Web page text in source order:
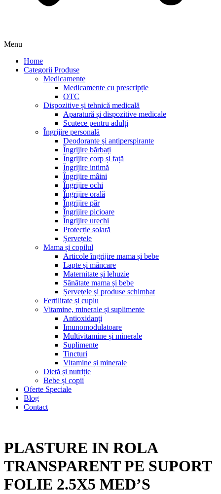
Menu
Home
Categorii Produse
Medicamente
Medicamente cu prescripție
OTC
Dispozitive și tehnică medicală
Aparatură și dispozitive medicale
Scutece pentru adulți
Îngrijire personală
Deodorante și antiperspirante
Îngrijire bărbați
Îngrijire corp și față
Îngrijire intimă
Îngrijire mâini
Îngrijire ochi
Îngrijire orală
Îngrijire păr
Îngrijire picioare
Îngrijire urechi
Protecție solară
Șervețele
Mama și copilul
Articole îngrijire mama și bebe
Lapte și mâncare
Maternitate și lehuzie
Sănătate mama și bebe
Șervețele și produse schimbat
Fertilitate și cuplu
Vitamine, minerale și suplimente
Antioxidanți
Imunomodulatoare
Multivitamine și minerale
Suplimente
Tincturi
Vitamine și minerale
Dietă și nutriție
Bebe și copii
Oferte Speciale
Blog
Contact
PLASTURE IN ROLA
TRANSPARENT PE SUPORT
FOLIE 2.5X5 MED’S